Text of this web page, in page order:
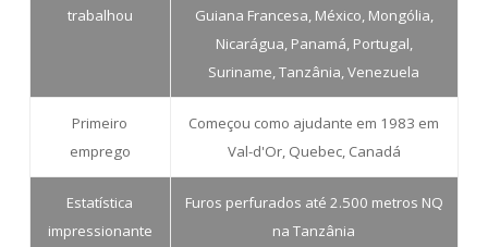
trabalhou
Guiana Francesa, México, Mongólia,
Nicarágua, Panamá, Portugal,
Suriname, Tanzânia, Venezuela
Primeiro
emprego
Começou como ajudante em 1983 em
Val-d'Or, Quebec, Canadá
Estatística
impressionante
Furos perfurados até 2.500 metros NQ
na Tanzânia